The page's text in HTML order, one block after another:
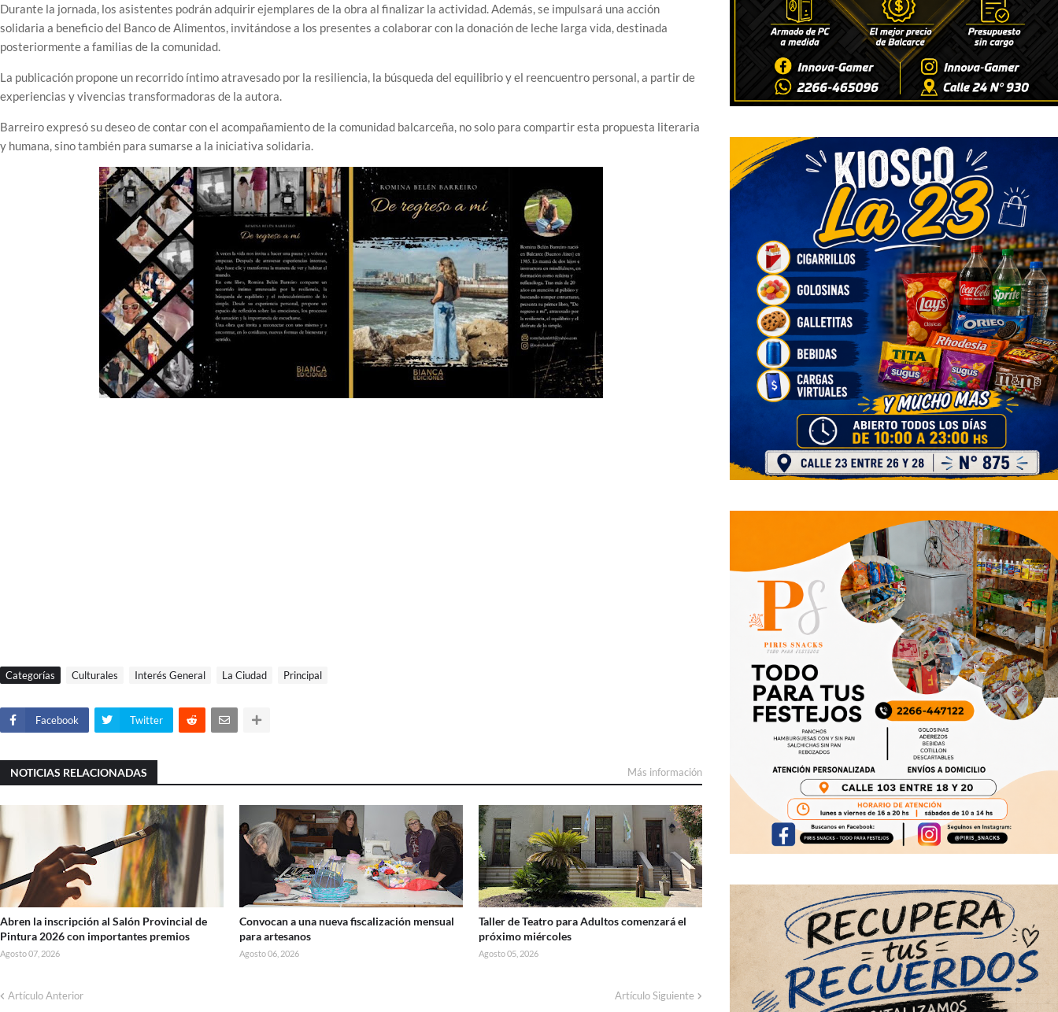
Durante la jornada, los asistentes podrán adquirir ejemplares de la obra al finalizar la actividad. Además, se impulsará una acción
solidaria a beneficio del Banco de Alimentos, invitándose a los presentes a colaborar con la donación de leche larga vida, destinada
posteriormente a familias de la comunidad.
La publicación propone un recorrido íntimo atravesado por la resiliencia, la búsqueda del equilibrio y el reencuentro personal, a partir de
experiencias y vivencias transformadoras de la autora.
Barreiro expresó su deseo de contar con el acompañamiento de la comunidad balcarceña, no solo para compartir esta propuesta literaria
y humana, sino también para sumarse a la iniciativa solidaria.
Categorías Culturales Interés General La Ciudad Principal
Facebook Twitter
NOTICIAS RELACIONADAS Más información
Abren la inscripción al Salón Provincial de
Pintura 2026 con importantes premios
Agosto 07, 2026
Convocan a una nueva fiscalización mensual
para artesanos
Agosto 06, 2026
Taller de Teatro para Adultos comenzará el
próximo miércoles
Agosto 05, 2026
Artículo Anterior Artículo Siguiente